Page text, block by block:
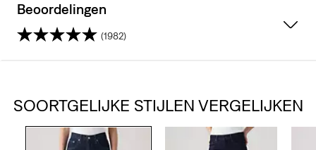
Beoordelingen
(1982)
de
SOORTGELIJKE STIJLEN VERGELIJKEN